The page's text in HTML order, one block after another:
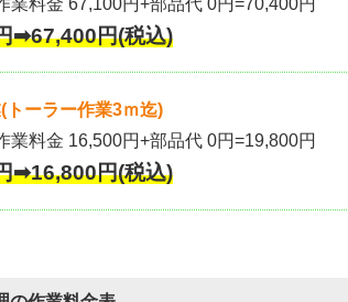
➡67,400円(税込)
トーラー作業3ｍ迄)
業料金 16,500円+部品代 0円=19,800円
➡16,800円(税込)